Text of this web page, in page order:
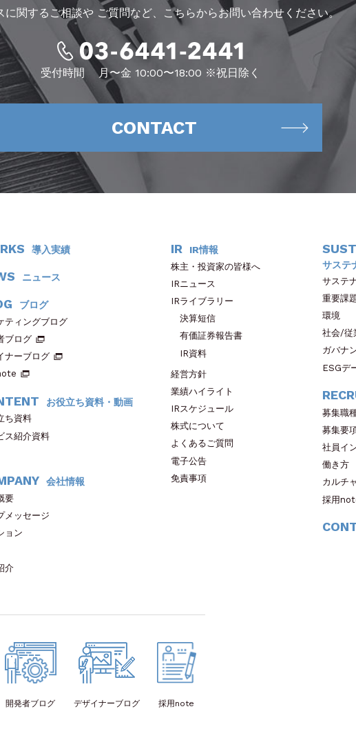
に関するご相談やご質問など、こちらからお問い合わせください。
受付時間 月〜金 10:00〜18:00 ※祝日除く
CONTACT
導入実績
ニュース
ブログ
ティングブログ
ブログ
ナーブログ
お役立ち資料・動画
ち資料
ス紹介資料
会社情報
要
メッセージ
ョン
介
IR IR情報
株主・投資家の皆様へ
IRニュース
IRライブラリー
決算短信
有価証券報告書
IR資料
経営方針
業績ハイライト
IRスケジュール
株式について
よくあるご質問
電子公告
免責事項
サステ
サステ
重要課
環境
社会/従
ガバナ
ESGデ
募集職
募集要
社員イ
働き方
カルチ
採用
開発者ブログ デザイナーブログ 採用note